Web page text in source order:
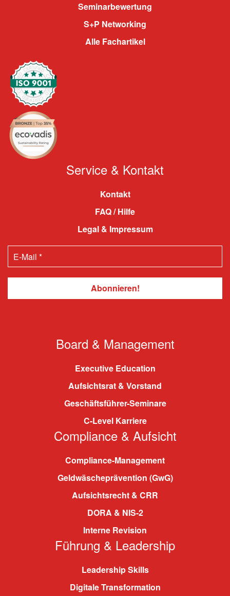
Seminarbewertung
S+P Networking
Alle Fachartikel
Service & Kontakt
Kontakt
FAQ / Hilfe
Legal & Impressum
Board & Management
Executive Education
Aufsichtsrat & Vorstand
Geschäftsführer-Seminare
C-Level Karriere
Compliance & Aufsicht
Compliance-Management
Geldwäscheprävention (GwG)
Aufsichtsrecht & CRR
DORA & NIS-2
Interne Revision
Führung & Leadership
Leadership Skills
Digitale Transformation